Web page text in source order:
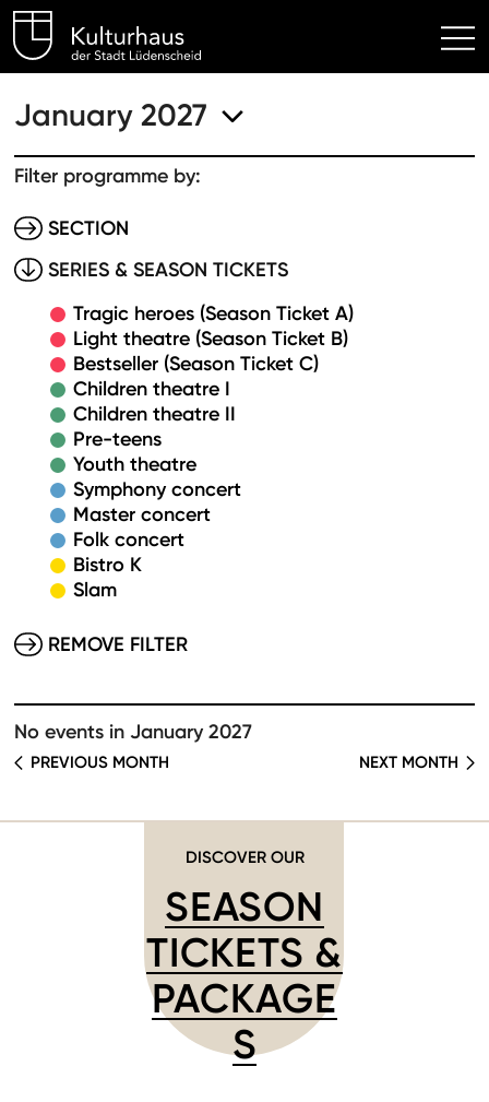
Kulturhaus Lüdenscheid
January 2027
Filter programme by:
SECTION
SERIES & SEASON TICKETS
Tragic heroes (Season Ticket A)
Light theatre (Season Ticket B)
Bestseller (Season Ticket C)
Children theatre I
Children theatre II
Pre-teens
Youth theatre
Symphony concert
Master concert
Folk concert
Bistro K
Slam
REMOVE FILTER
No events in January 2027
PREVIOUS MONTH NEXT MONTH
DISCOVER OUR
SEASON
TICKETS &
PACKAGE
S